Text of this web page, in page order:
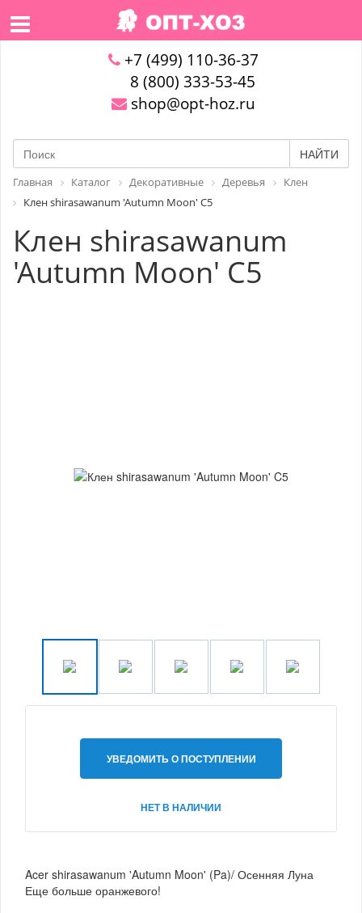
+7 (499) 110-36-37
8 (800) 333-53-45
shop@opt-hoz.ru
НАЙТИ
Главная Каталог Декоративные Деревья
Клен
Клен shirasawanum 'Autumn Moon' C5
Клен shirasawanum
'Autumn Moon' C5
УВЕДОМИТЬ О ПОСТУПЛЕНИИ
НЕТ В НАЛИЧИИ
Acer shirasawanum 'Autumn Moon' (Pa)/ Осенняя Луна
Еще больше оранжевого!